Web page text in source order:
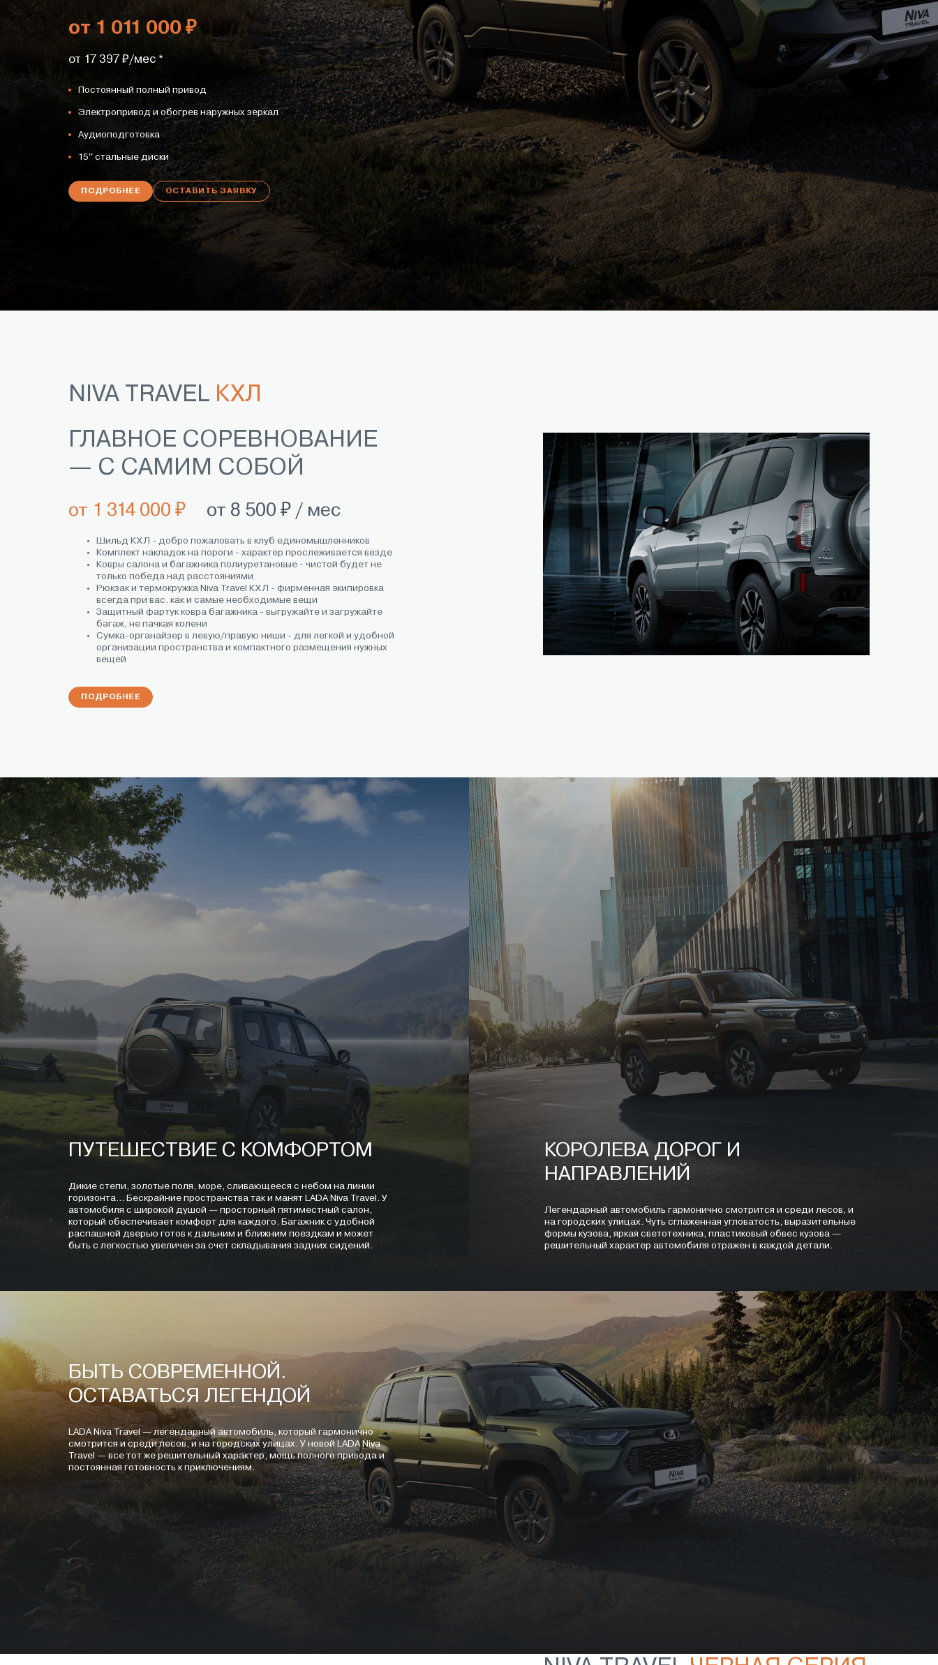
от 1 011 000 ₽
от 17 397 ₽/мес *
Постоянный полный привод
Электропривод и обогрев наружных зеркал
Аудиоподготовка
15'' стальные диски
ПОДРОБНЕЕ ОСТАВИТЬ ЗАЯВКУ
NIVA TRAVEL КХЛ
ГЛАВНОЕ СОРЕВНОВАНИЕ
— С САМИМ СОБОЙ
от 1 314 000 ₽ от 8 500 ₽ / мес
Шильд КХЛ - добро пожаловать в клуб единомышленников
Комплект накладок на пороги - характер прослеживается везде
Ковры салона и багажника полиуретановые - чистой будет не
только победа над расстояниями
Рюкзак и термокружка Niva Travel КХЛ - фирменная экипировка
всегда при вас. как и самые необходимые вещи
Защитный фартук ковра багажника - выгружайте и загружайте
багаж, не пачкая колени
Сумка-органайзер в левую/правую ниши - для легкой и удобной
организации пространства и компактного размещения нужных
вещей
ПОДРОБНЕЕ
ПУТЕШЕСТВИЕ С КОМФОРТОМ
Дикие степи, золотые поля, море, сливающееся с небом на линии
горизонта… Бескрайние пространства так и манят LADA Niva Travel. У
автомобиля с широкой душой — просторный пятиместный салон,
который обеспечивает комфорт для каждого. Багажник с удобной
распашной дверью готов к дальним и ближним поездкам и может
быть с легкостью увеличен за счет складывания задних сидений.
КОРОЛЕВА ДОРОГ И
НАПРАВЛЕНИЙ
Легендарный автомобиль гармонично смотрится и среди лесов, и
на городских улицах. Чуть сглаженная угловатость, выразительные
формы кузова, яркая светотехника, пластиковый обвес кузова —
решительный характер автомобиля отражен в каждой детали.
БЫТЬ СОВРЕМЕННОЙ.
ОСТАВАТЬСЯ ЛЕГЕНДОЙ
LADA Niva Travel — легендарный автомобиль, который гармонично
смотрится и среди лесов, и на городских улицах. У новой LADA Niva
Travel — все тот же решительный характер, мощь полного привода и
постоянная готовность к приключениям.